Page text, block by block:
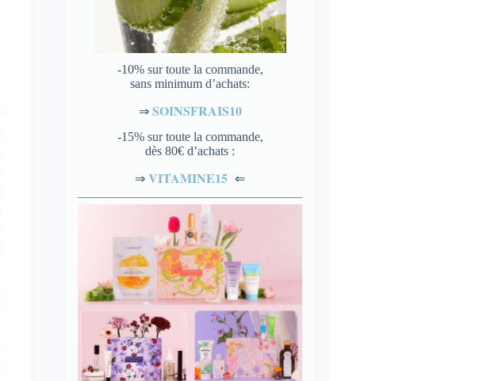
-10% sur toute la commande,
sans minimum d’achats:
⇒ SOINSFRAIS10
-15% sur toute la commande,
dès 80€ d’achats :
⇒VITAMINE15 ⇐